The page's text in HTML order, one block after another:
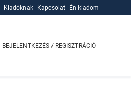
Kiadóknak
Kapcsolat Én kiadom
BEJELENTKEZÉS / REGISZTRÁCIÓ